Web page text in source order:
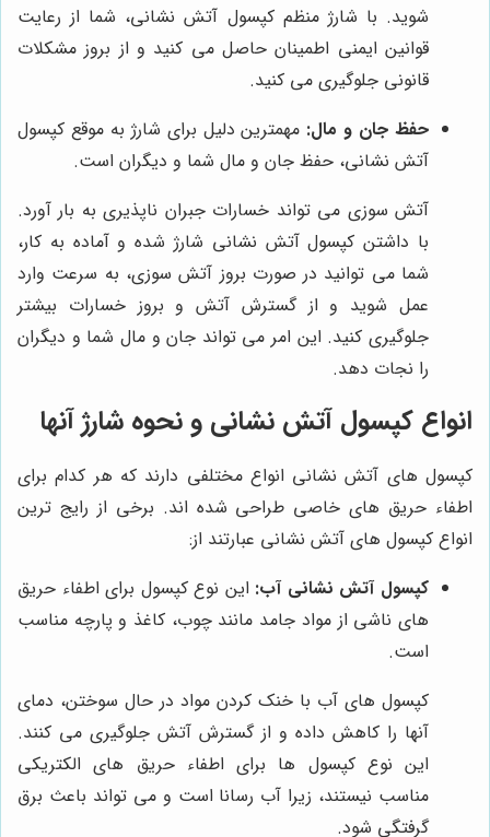
شوید. با شارژ منظم کپسول آتش نشانی، شما از رعایت
قوانین ایمنی اطمینان حاصل می کنید و از بروز مشکلات
قانونی جلوگیری می کنید.
حفظ جان و مال: مهمترین دلیل برای شارژ به موقع کپسول
آتش نشانی، حفظ جان و مال شما و دیگران است.
آتش سوزی می تواند خسارات جبران ناپذیری به بار آورد.
با داشتن کپسول آتش نشانی شارژ شده و آماده به کار،
شما می توانید در صورت بروز آتش سوزی، به سرعت وارد
عمل شوید و از گسترش آتش و بروز خسارات بیشتر
جلوگیری کنید. این امر می تواند جان و مال شما و دیگران
را نجات دهد.
انواع کپسول آتش نشانی و نحوه شارژ آنها
کپسول های آتش نشانی انواع مختلفی دارند که هر کدام برای
اطفاء حریق های خاصی طراحی شده اند. برخی از رایج ترین
انواع کپسول های آتش نشانی عبارتند از:
کپسول آتش نشانی آب: این نوع کپسول برای اطفاء حریق
های ناشی از مواد جامد مانند چوب، کاغذ و پارچه مناسب
است.
کپسول های آب با خنک کردن مواد در حال سوختن، دمای
آنها را کاهش داده و از گسترش آتش جلوگیری می کنند.
این نوع کپسول ها برای اطفاء حریق های الکتریکی
مناسب نیستند، زیرا آب رسانا است و می تواند باعث برق
گرفتگی شود.